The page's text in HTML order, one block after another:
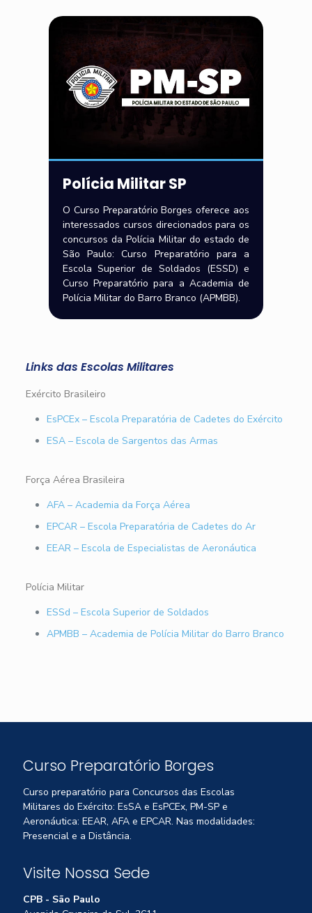
Polícia Militar SP
O Curso Preparatório Borges oferece aos
interessados cursos direcionados para os
concursos da Polícia Militar do estado de
São Paulo: Curso Preparatório para a
Escola Superior de Soldados (ESSD) e
Curso Preparatório para a Academia de
Polícia Militar do Barro Branco (APMBB).
Links das Escolas Militares
Exército Brasileiro
EsPCEx – Escola Preparatória de Cadetes do Exército
ESA – Escola de Sargentos das Armas
Força Aérea Brasileira
AFA – Academia da Força Aérea
EPCAR – Escola Preparatória de Cadetes do Ar
EEAR – Escola de Especialistas de Aeronáutica
Polícia Militar
ESSd – Escola Superior de Soldados
APMBB – Academia de Polícia Militar do Barro Branco
Curso Preparatório Borges
Curso preparatório para Concursos das Escolas
Militares do Exército: EsSA e EsPCEx, PM-SP e
Aeronáutica: EEAR, AFA e EPCAR. Nas modalidades:
Presencial e a Distância.
Visite Nossa Sede
CPB - São Paulo